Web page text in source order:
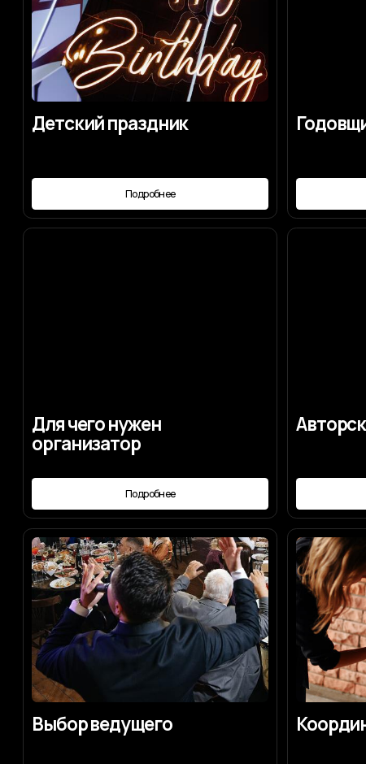
Подробнее
Для чего нужен Авторская
Выбор ведущего
Подробнее